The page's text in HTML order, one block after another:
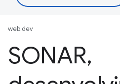
web.dev
SONAR,